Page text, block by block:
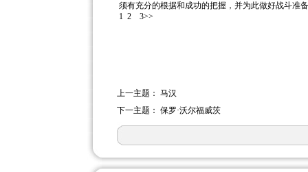
须有充分的根据和成功的把握，并为此做好战斗准
1 2 3>>
上一主题： 马汉
下一主题： 保罗·沃尔福威茨